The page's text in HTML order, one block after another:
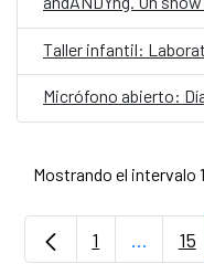
Taller infantil:
Micrófono abierto:
Mostrando el intervalo
Página
1 ... 15